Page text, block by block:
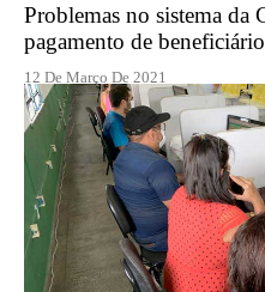
Problemas no sistema da
pagamento de
12 De Março De 2021